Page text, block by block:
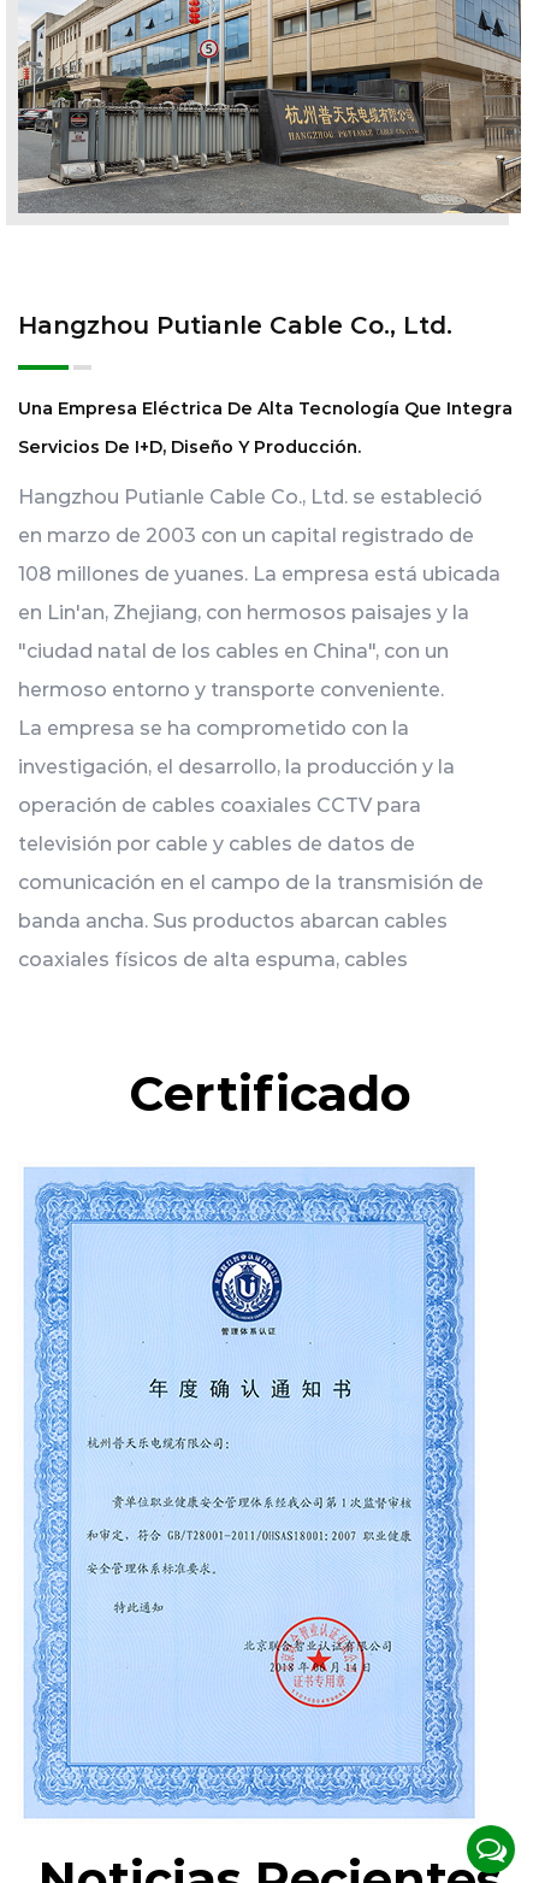
Hangzhou Putianle Cable Co., Ltd.
Una Empresa Eléctrica De Alta Tecnología Que Integra
Servicios De I+D, Diseño Y Producción.
Hangzhou Putianle Cable Co., Ltd. se estableció
en marzo de 2003 con un capital registrado de
108 millones de yuanes. La empresa está ubicada
en Lin'an, Zhejiang, con hermosos paisajes y la
"ciudad natal de los cables en China", con un
hermoso entorno y transporte conveniente.
La empresa se ha comprometido con la
investigación, el desarrollo, la producción y la
operación de cables coaxiales CCTV para
televisión por cable y cables de datos de
comunicación en el campo de la transmisión de
banda ancha. Sus productos abarcan cables
coaxiales físicos de alta espuma, cables
monitoreo Hay más de 1000 tipos en 8
categorías, incluidos cables, cables de
alimentadores.
Desde su creación en 2003, la empresa ha
seguido continuamente un modelo de gestión
empresarial moderno y ha superado con éxito la
certificación y aceptación de empresas
nacionales de alta tecnología, el Centro Provincial
de Alta Tecnología de Zhejiang, las Empresas
Provinciales de Ciencia y Tecnología de Zhejiang
y otros títulos. Incluyendo la certificación del
sistema ISO, la certificación de calificación
crediticia corporativa, la certificación Thiel, la
certificación ambiental CE\RoHS China y la
certificación de acceso a la red multimodelo de
la Administración Estatal de Radio, Cine y
Televisión, sentando una buena base para que las
empresas estandaricen la producción y
expandan la mercado.
En la actualidad, los clientes de la empresa están
Certificado